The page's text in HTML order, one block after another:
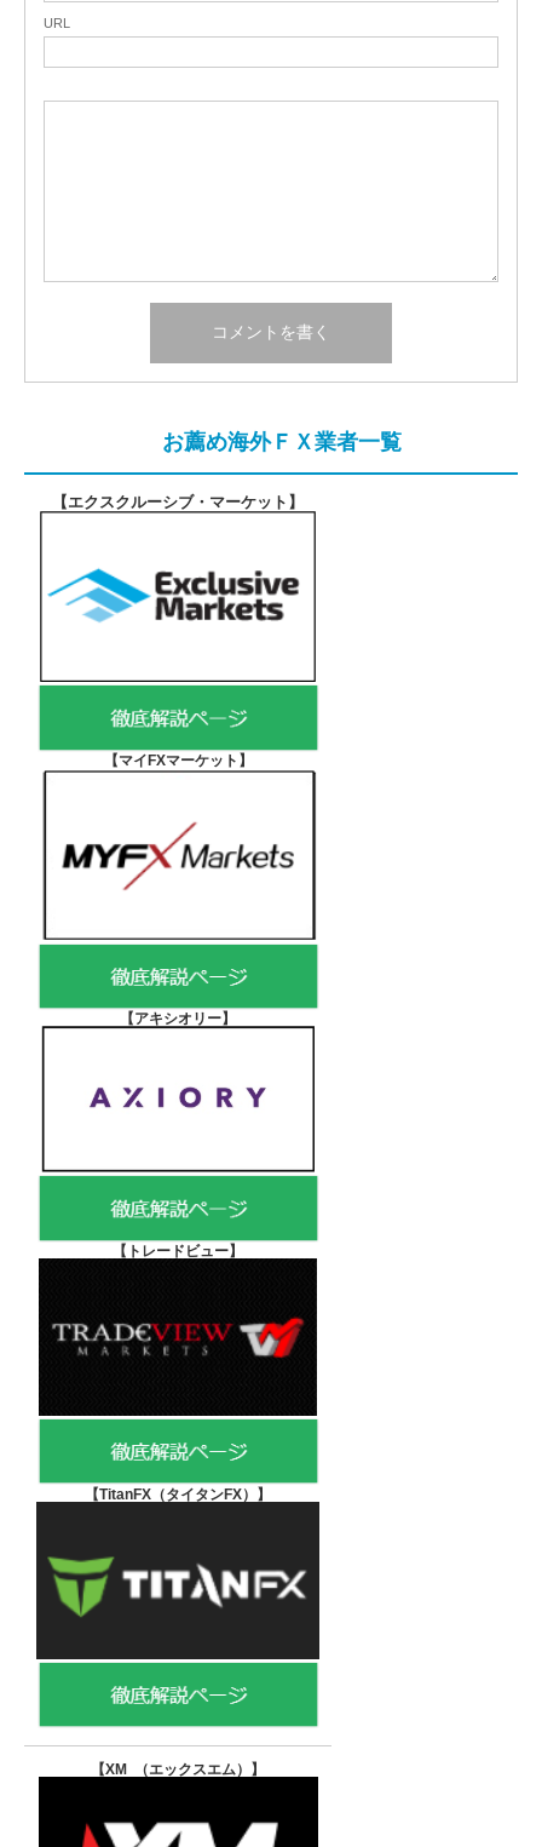
URL
お薦め海外ＦＸ業者一覧
【エクスクルーシブ・マーケット 】
【マイFXマーケット 】
【アキシオリー】
【 トレードビュー】
【TitanFX（タイタンFX） 】
【XM （エックスエム） 】